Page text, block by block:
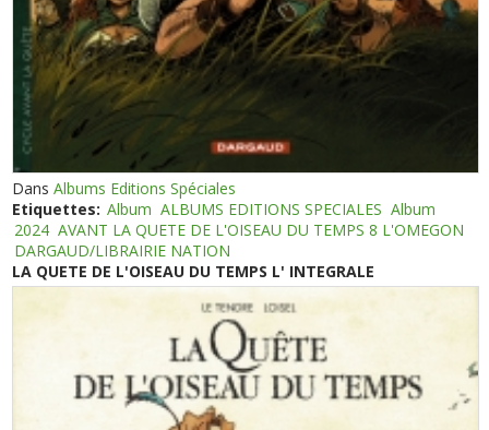
DansAlbums Editions Spéciales
Etiquettes: Album ALBUMS EDITIONS SPECIALES Album
2024 AVANT LA QUETE DE L'OISEAU DU TEMPS 8 L'OMEGON
DARGAUD/LIBRAIRIE NATION
LA QUETE DE L'OISEAU DU TEMPS L' INTEGRALE